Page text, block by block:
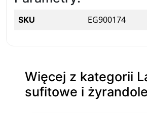
SKU EG900174
Więcej z kategorii
sufitowe i żyrandole